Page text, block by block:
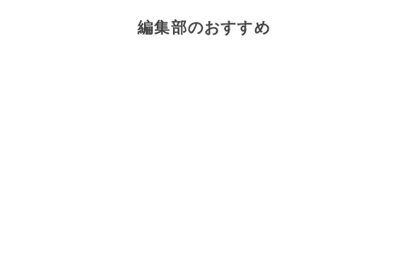
編集部のおすすめ